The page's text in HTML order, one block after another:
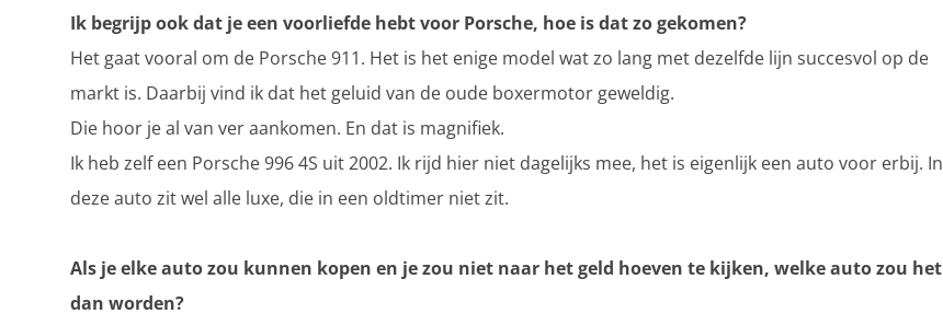
Ik begrijp ook dat je een voorliefde hebt voor Porsche, hoe is dat zo gekomen?
Het gaat vooral om de Porsche 911. Het is het enige model wat zo lang met dezelfde lijn succesvol op de
markt is. Daarbij vind ik dat het geluid van de oude boxermotor geweldig.
Die hoor je al van ver aankomen. En dat is magnifiek.
Ik heb zelf een Porsche 996 4S uit 2002. Ik rijd hier niet dagelijks mee, het is eigenlijk een auto voor erbij. In
deze auto zit wel alle luxe, die in een oldtimer niet zit.
Als je elke auto zou kunnen kopen en je zou niet naar het geld hoeven te kijken, welke auto zou het
dan worden?